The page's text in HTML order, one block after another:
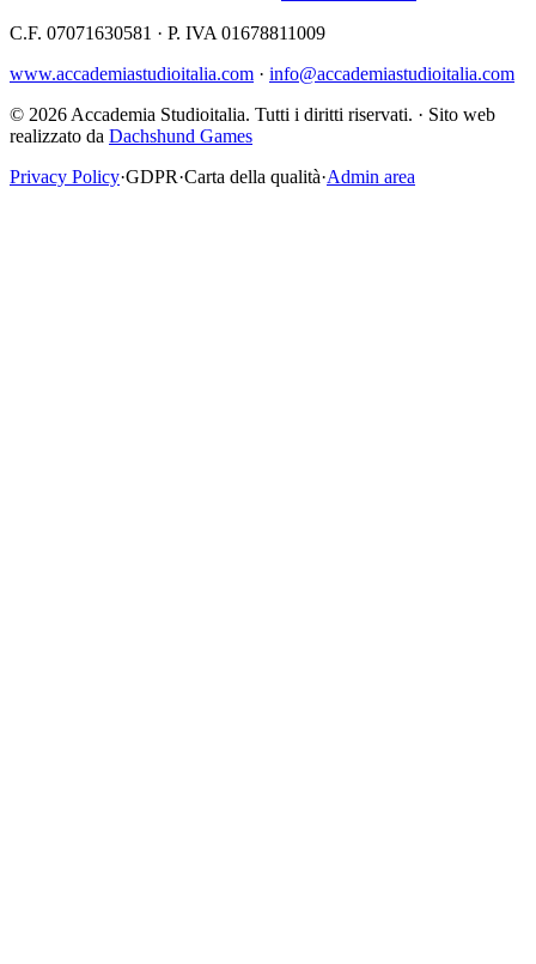
C.F. 07071630581 · P. IVA 01678811009
www.accademiastudioitalia.com · info@accademiastudioitalia.com
© 2026 Accademia Studioitalia. Tutti i diritti riservati. · Sito web
realizzato da Dachshund Games
Privacy Policy·GDPR·Carta della qualità·Admin area